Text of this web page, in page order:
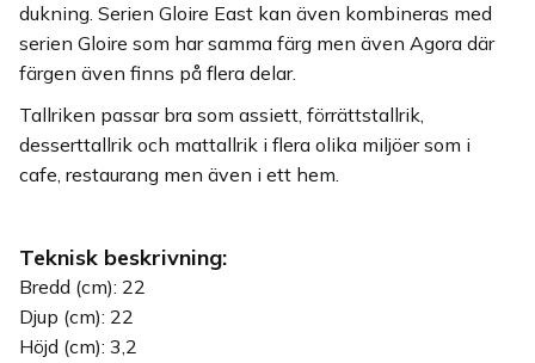
dukning. Serien Gloire East kan även kombineras med
serien Gloire som har samma färg men även Agora där
färgen även finns på flera delar.
Tallriken passar bra som assiett, förrättstallrik,
desserttallrik och mattallrik i flera olika miljöer som i
cafe, restaurang men även i ett hem.
Teknisk beskrivning:
Bredd (cm): 22
Djup (cm): 22
Höjd (cm): 3,2